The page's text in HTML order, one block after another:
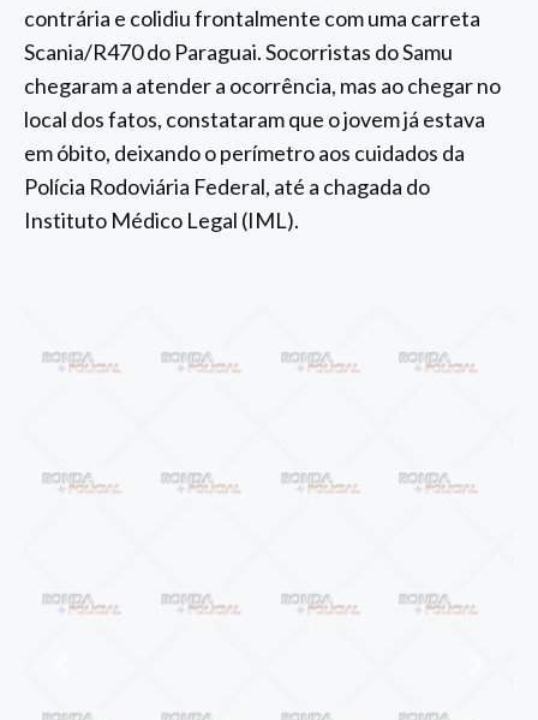
contrária e colidiu frontalmente com uma carreta
Scania/R470 do Paraguai. Socorristas do Samu
chegaram a atender a ocorrência, mas ao chegar no
local dos fatos, constataram que o jovem já estava
em óbito, deixando o perímetro aos cuidados da
Polícia Rodoviária Federal, até a chagada do
Instituto Médico Legal (IML).